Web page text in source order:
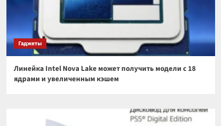
Гаджеты
Линейка Intel Nova Lake может получить модели с 18
ядрами и увеличенным кэшем